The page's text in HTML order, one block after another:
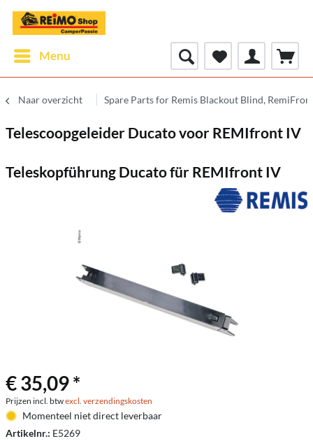
Menu
Naar overzicht Spare Parts for Remis Blackout Blind,
Telescoopgeleider Ducato voor REMIfront IV
Teleskopführung Ducato für REMIfront IV
€ 35,09 *
Prijzen incl. btwexcl. verzendingskosten
Momenteel niet direct leverbaar
Artikelnr.: E5269